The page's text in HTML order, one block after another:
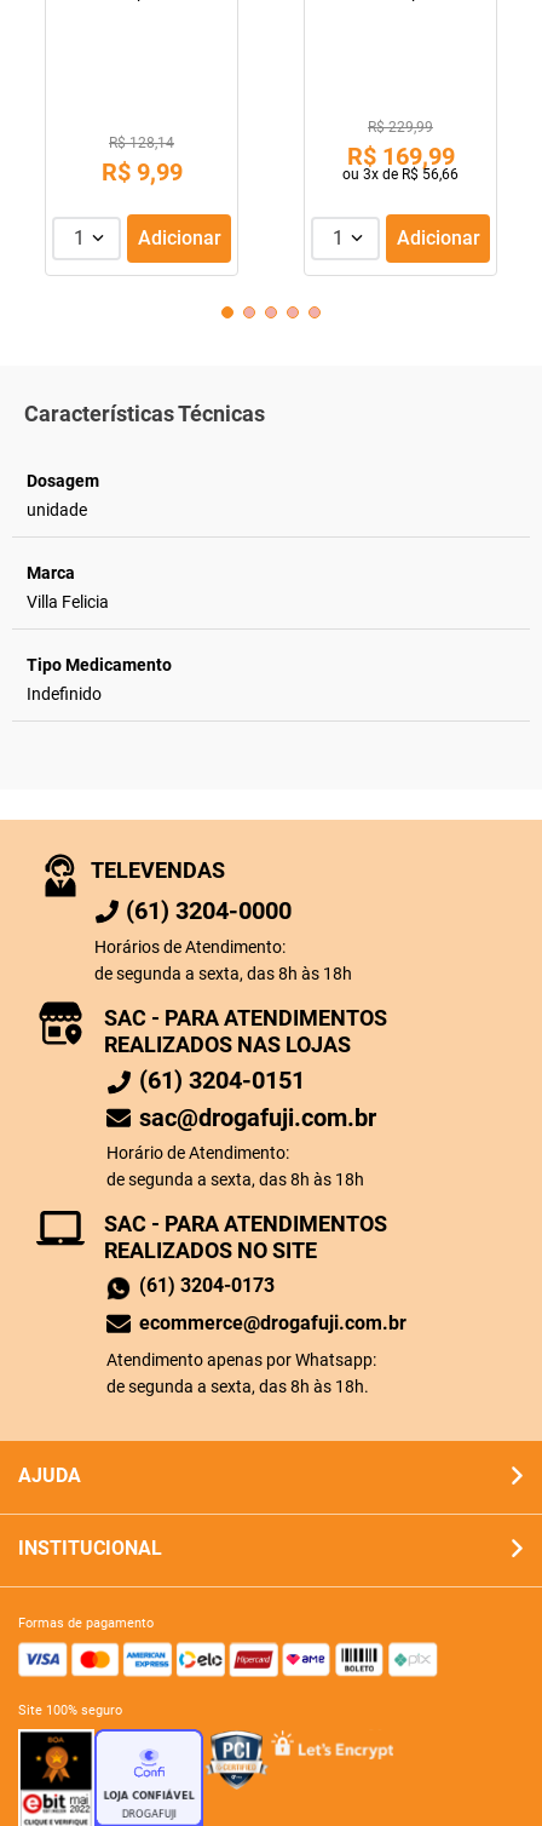
R$ 128,14
R$ 9,99
1 Adicionar
R$ 229,99
R$ 169,99
ou 3x de R$ 56,66
1 Adicionar
Características Técnicas
Dosagem
unidade
Marca
Villa Felicia
Tipo Medicamento
Indefinido
TELEVENDAS
(61) 3204-0000
Horários de Atendimento:
de segunda a sexta, das 8h às 18h
SAC - PARA ATENDIMENTOS
REALIZADOS NO SITE
(61) 3204-0173
ecommerce@drogafuji.com.br
Atendimento apenas por Whatsapp:
de segunda a sexta, das 8h às 18h.
SAC - PARA ATENDIMENTOS
REALIZADOS NAS LOJAS
(61) 3204-0151
sac@drogafuji.com.br
Horário de Atendimento:
de segunda a sexta, das 8h às 18h
AJUDA
INSTITUCIONAL
formas de pagamento
site 100% seguro